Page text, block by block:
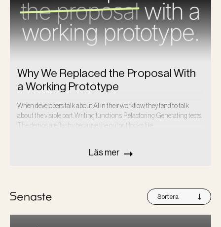
Why We Replaced the Proposal With
a Working Prototype
When developers talk about AI in their workflow, they tend to talk
about the visible part. Writing functions. Refactoring. Generating tests.
The demos are flashy because the output looks like…
Läs mer
Senaste Sortera